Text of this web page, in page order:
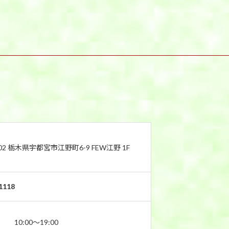
栃木県宇都宮市江野町6-9 FEW江野 1F
10:00〜19:00